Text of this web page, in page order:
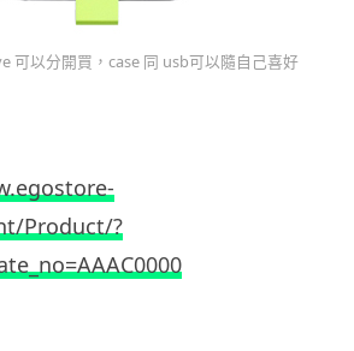
可以分開買，case 同 usb可以隨自己喜好
Product/?